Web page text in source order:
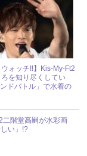
ォッチ!!】Kis-My-Ft2
を知り尽くしてい
ドバトル」で水着の
！
二階堂高嗣が水彩画
い」!?